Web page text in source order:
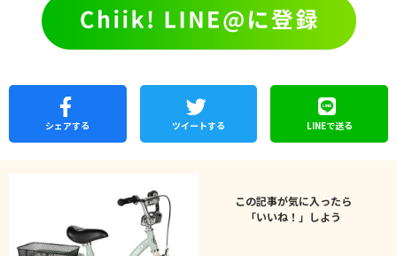
シェアする ツイートする LINEで送る
この記事が気に入ったら
「いいね！」しよう